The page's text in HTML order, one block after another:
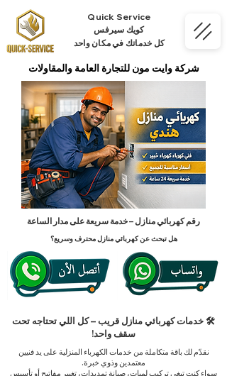
Quick Service
كويك سيرفس
كل خدماتك في مكان واحد
شركة وايت مون للتجارة العامة والمقاولات
رقم كهربائي منازل – خدمة سريعة على مدار الساعة
هل تبحث عن كهربائي منازل محترف وسريع؟
🛠️ خدمات كهربائي منازل قريب – كل اللي تحتاجه تحت
سقف واحد!
نقدّم لك باقة متكاملة من خدمات الكهرباء المنزلية على يد فنيين
معتمدين وذوي خبرة.
سواء كنت تبغى تركيب لمبات، صيانة تمديدات، تغيير مفاتيح أو تأسيس